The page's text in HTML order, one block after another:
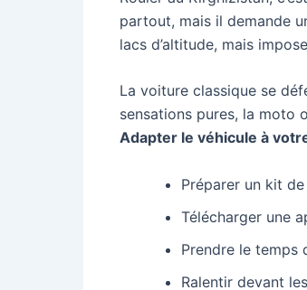
partout, mais il demande
lacs d’altitude, mais
La voiture classique se
sensations pures, la moto
Adapter le véhicule à
Préparer un kit
Télécharger une
Prendre le temps
Ralentir devant